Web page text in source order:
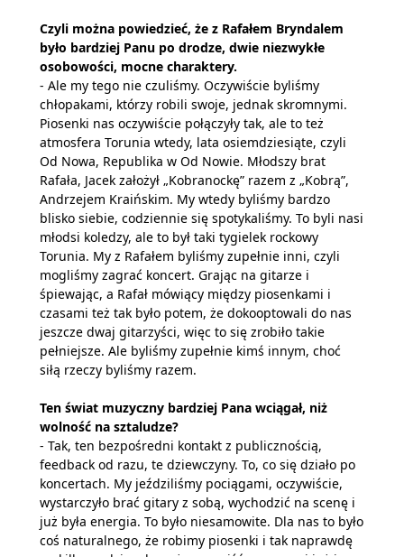
Czyli można powiedzieć, że z Rafałem Bryndalem
było bardziej Panu po drodze, dwie niezwykłe
osobowości, mocne charaktery.
- Ale my tego nie czuliśmy. Oczywiście byliśmy
chłopakami, którzy robili swoje, jednak skromnymi.
Piosenki nas oczywiście połączyły tak, ale to też
atmosfera Torunia wtedy, lata osiemdziesiąte, czyli
Od Nowa, Republika w Od Nowie. Młodszy brat
Rafała, Jacek założył „Kobranockę” razem z „Kobrą”,
Andrzejem Kraińskim. My wtedy byliśmy bardzo
blisko siebie, codziennie się spotykaliśmy. To byli nasi
młodsi koledzy, ale to był taki tygielek rockowy
Torunia. My z Rafałem byliśmy zupełnie inni, czyli
mogliśmy zagrać koncert. Grając na gitarze i
śpiewając, a Rafał mówiący między piosenkami i
czasami też tak było potem, że dokooptowali do nas
jeszcze dwaj gitarzyści, więc to się zrobiło takie
pełniejsze. Ale byliśmy zupełnie kimś innym, choć
siłą rzeczy byliśmy razem.
Ten świat muzyczny bardziej Pana wciągał, niż
wolność na sztaludze?
- Tak, ten bezpośredni kontakt z publicznością,
feedback od razu, te dziewczyny. To, co się działo po
koncertach. My jeździliśmy pociągami, oczywiście,
wystarczyło brać gitary z sobą, wychodzić na scenę i
już była energia. To było niesamowite. Dla nas to było
coś naturalnego, że robimy piosenki i tak naprawdę